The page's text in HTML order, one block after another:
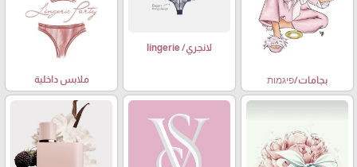
بجامات/פיגמות
لانجري/ lingerie
ملابس داخلية